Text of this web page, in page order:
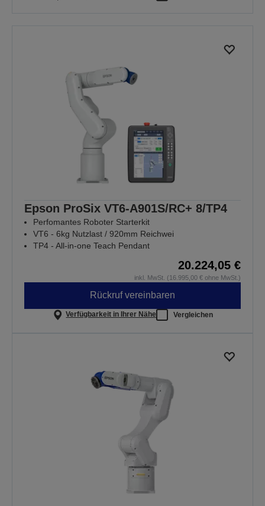
Epson ProSix VT6-A901S/RC+ 8/TP4
Perfomantes Roboter Starterkit
VT6 - 6kg Nutzlast / 920mm Reichwei
TP4 - All-in-one Teach Pendant
20.224,05 €
inkl. MwSt. (16.995,00 € ohne MwSt.)
Rückruf vereinbaren
Verfügbarkeit in Ihrer Nähe Vergleichen